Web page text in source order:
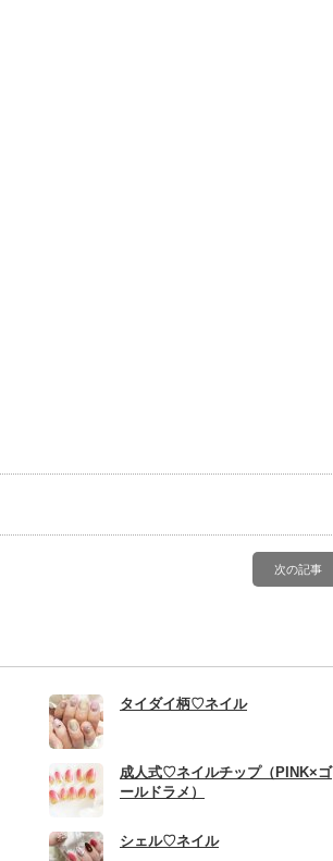
次の記事
タイダイ柄♡ネイル
成人式♡ネイルチップ（PINK×ゴ
ールドラメ）
シェル♡ネイル